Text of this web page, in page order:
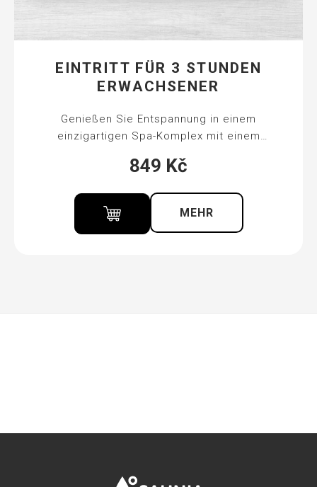
EINTRITT FÜR 3 STUNDEN
ERWACHSENER
Genießen Sie Entspannung in einem
einzigartigen Spa-Komplex mit einem
Wassertemperatur von 38 °C, einer Saunawelt
von Karlovy Vary.
849 Kč
MEHR